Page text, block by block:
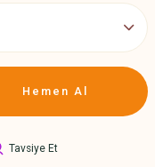
Hemen Al
Tavsiye Et